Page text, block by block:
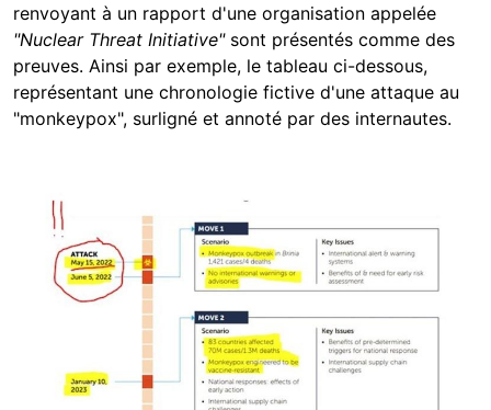
renvoyant à un rapport d'une organisation appelée
"Nuclear Threat Initiative"sont présentés comme des
preuves. Ainsi par exemple, le tableau ci-dessous,
représentant une chronologie fictive d'une attaque au
"monkeypox", surligné et annoté par des internautes.
Image